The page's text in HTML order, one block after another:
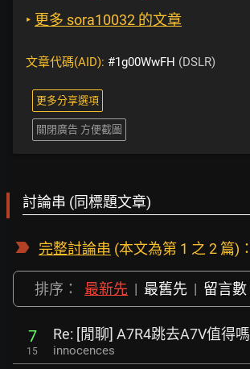
‣ 更多 sora10032 的文章
文章代碼(AID): #1g00WwFH (DSLR)
更多分享選項
關閉廣告 方便截圖
討論串 (同標題文章)
完整討論串 (本文為第 1 之 2 篇)：
排序： 最新先 | 最舊先 | 留言數
7
15
Re: [閒聊] A7R4跳去A7V值得嗎
innocences